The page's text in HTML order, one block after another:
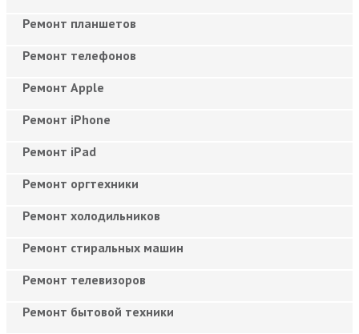
Ремонт планшетов
Ремонт телефонов
Ремонт Apple
Ремонт iPhone
Ремонт iPad
Ремонт оргтехники
Ремонт холодильников
Ремонт стиральных машин
Ремонт телевизоров
Ремонт бытовой техники